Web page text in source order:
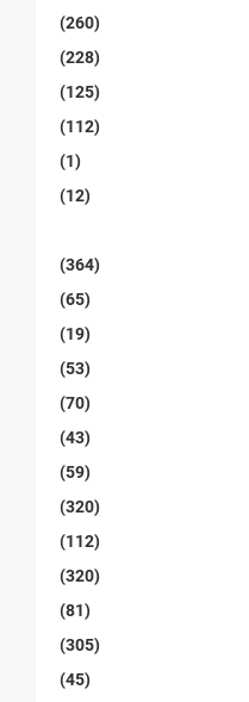
(260)
(228)
(125)
(112)
(1)
(12)
(364)
(65)
(19)
(53)
(70)
(43)
(59)
(320)
(112)
(320)
(81)
(305)
(45)